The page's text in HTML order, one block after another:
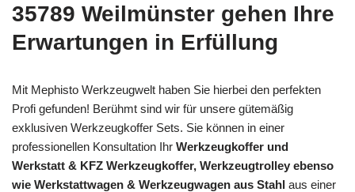
35789 Weilmünster gehen Ihre
Erwartungen in Erfüllung
Mit Mephisto Werkzeugwelt haben Sie hierbei den perfekten
Profi gefunden! Berühmt sind wir für unsere gütemäßig
exklusiven Werkzeugkoffer Sets. Sie können in einer
professionellen Konsultation Ihr Werkzeugkoffer und
Werkstatt & KFZ Werkzeugkoffer, Werkzeugtrolley ebenso
wie Werkstattwagen & Werkzeugwagen aus Stahl aus einer